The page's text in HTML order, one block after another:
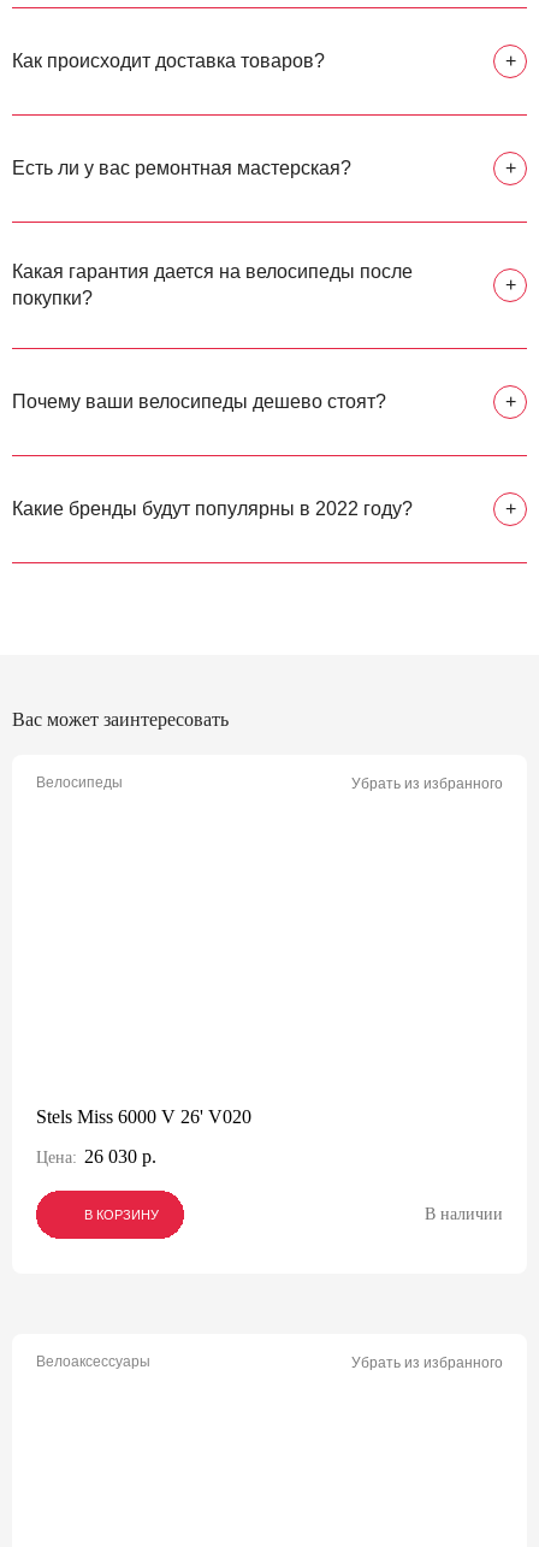
Как происходит доставка товаров? +
Есть ли у вас ремонтная мастерская? +
Какая гарантия дается на велосипеды после
покупки?
+
Почему ваши велосипеды дешево стоят? +
Какие бренды будут популярны в 2022 году? +
Вас может заинтересовать
Велосипеды Убрать из избранного
Stels Miss 6000 V 26' V020
Цена: 26 030 р.
В КОРЗИНУ
В КОРЗИНУ
В КОРЗИНУ В наличии
Велоаксессуары Убрать из избранного